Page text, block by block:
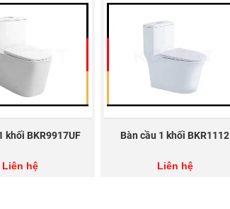
khối BKR9917UF
Liên hệ
Bàn cầu 1 khối BKR1112
Liên hệ